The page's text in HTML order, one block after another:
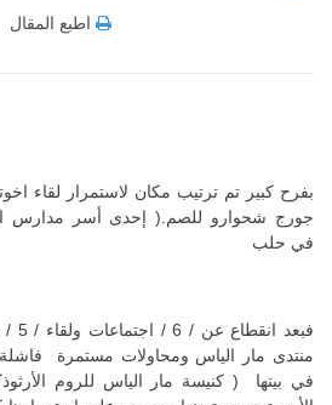
اطبع المقال
بفرح كبير تم ترتيب مكان لاستمرار لقاء
جورج شحوارو للصم.( إحدى أسر مدارس
في حلب
منتدى مار الياس ومحاولات مستمرة
في بيتها
( كنيسة مار الياس للروم